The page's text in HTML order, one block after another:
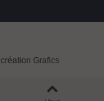
Grafics